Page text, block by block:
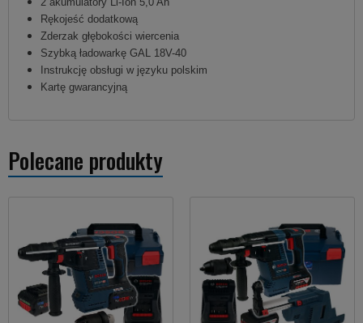
Rękojeść dodatkową
Zderzak głębokości wiercenia
Szybką ładowarkę GAL 18V-40
Instrukcję obsługi w języku polskim
Kartę gwarancyjną
Polecane produkty